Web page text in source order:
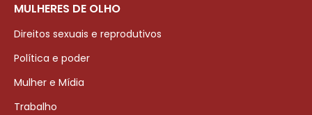
MULHERES DE OLHO
Direitos sexuais e reprodutivos
Política e poder
Mulher e Mídia
Trabalho